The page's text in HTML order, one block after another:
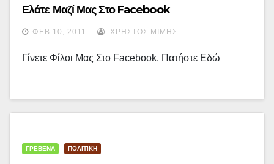
Ελάτε Μαζί Μας Στο Facebook
ΦΕΒ 10, 2011 ΧΡΉΣΤΟΣ ΜΊΜΗΣ
Γίνετε Φίλοι Μας Στο Facebook. Πατήστε Εδώ
ΓΡΕΒΕΝΑ ΠΟΛΙΤΙΚΗ